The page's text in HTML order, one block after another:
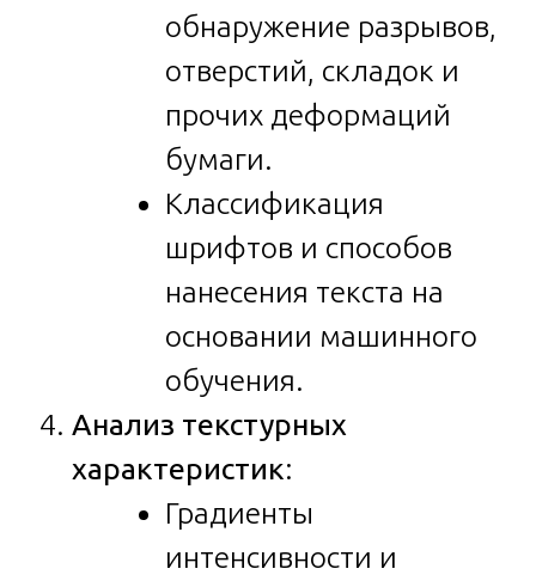
обнаружение разрывов,
отверстий, складок и
прочих деформаций
бумаги.
Классификация
шрифтов и способов
нанесения текста на
основании машинного
обучения.
Анализ текстурных
характеристик:
Градиенты
интенсивности и